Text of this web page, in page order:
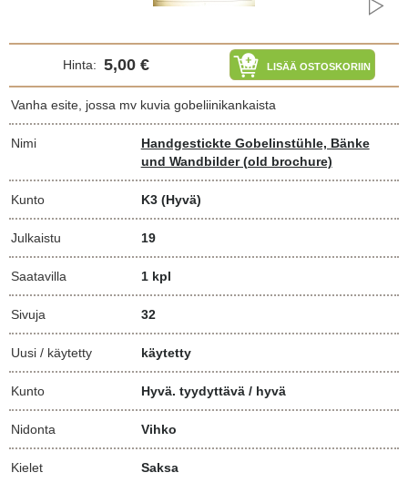
Hinta: 5,00 € LISÄÄ OSTOSKORIIN
Vanha esite, jossa mv kuvia gobeliinikankaista
Nimi
Handgestickte Gobelinstühle, Bänke
und Wandbilder (old brochure)
Kunto K3 (Hyvä)
Julkaistu 19
Saatavilla 1 kpl
Sivuja 32
Uusi / käytetty käytetty
Kunto Hyvä. tyydyttävä / hyvä
Nidonta Vihko
Kielet Saksa